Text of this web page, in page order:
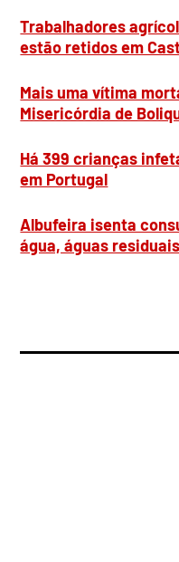
Trabalhadores
estão retidos em
Mais uma vítima
Misericórdia de
Há 399 crianças
em Portugal
Albufeira isenta
água, águas